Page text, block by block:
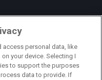
access personal data, like
your device. Selecting I
to support the purposes
data to provide. If